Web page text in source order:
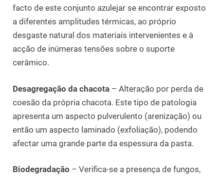
facto de este conjunto azulejar se encontrar exposto
a diferentes amplitudes térmicas, ao próprio
desgaste natural dos materiais intervenientes e à
acção de inúmeras tensões sobre o suporte
cerâmico.
Desagregação da chacota – Alteração por perda de
coesão da própria chacota. Este tipo de patologia
apresenta um aspecto pulverulento (arenização) ou
então um aspecto laminado (exfoliação), podendo
afectar uma grande parte da espessura da pasta.
Biodegradação – Verifica-se a presença de fungos,